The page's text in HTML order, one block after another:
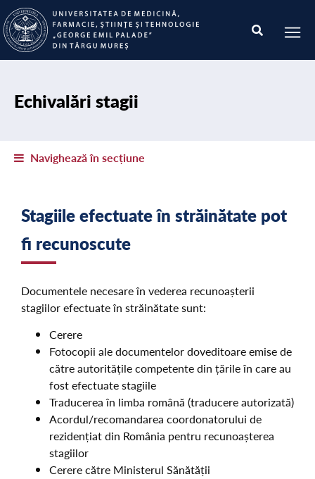
Echivalări stagii
Navighează în secțiune
Stagiile efectuate în străinătate pot
fi recunoscute
Documentele necesare în vederea recunoașterii
stagiilor efectuate în străinătate sunt:
Cerere
Fotocopii ale documentelor doveditoare emise de
către autoritățile competente din țările în care au
fost efectuate stagiile
Traducerea în limba română (traducere autorizată)
Acordul/recomandarea coordonatorului de
rezidențiat din România pentru recunoașterea
stagiilor
Cerere către Ministerul Sănătății